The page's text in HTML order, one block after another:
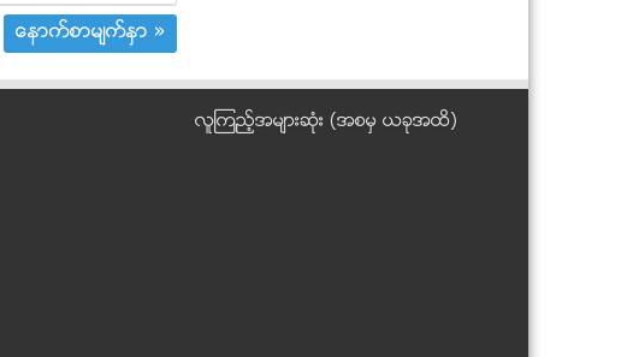
ေနာက္စာမ်က္ႏွာ »
Bathing and Blood Pressure ေသြးတိုး
နဲ႔ ေရခ်ိဳးျခင္း
လူၾကည့္အမ်ားဆုံး (အစမွ ယခုအထိ)